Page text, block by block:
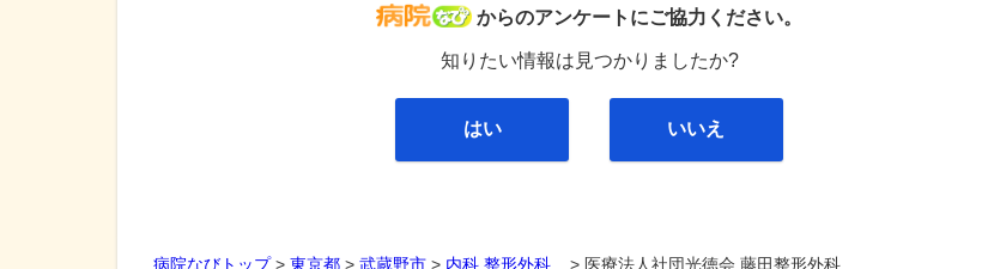
病院なび
からのアンケートにご協力ください。
知りたい情報は見つかりましたか?
はい いいえ
病院なびトップ> 東京都 > 武蔵野市 > 内科 整形外科 ... > 医療法人社団光徳会 藤田整形外科